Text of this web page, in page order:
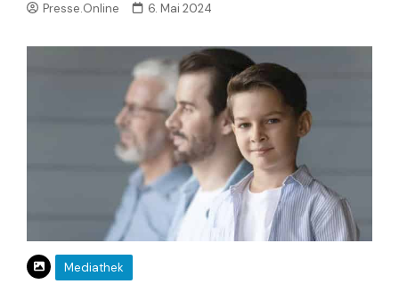
Presse.Online 6. Mai 2024
Mediathek